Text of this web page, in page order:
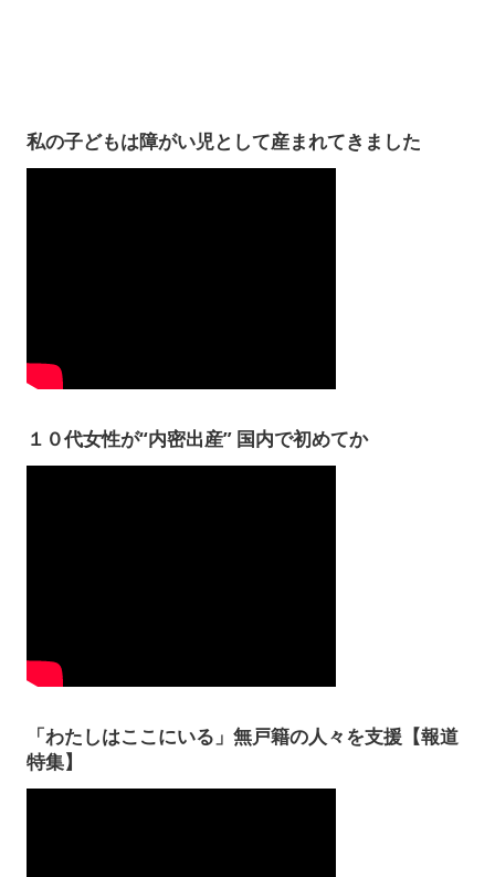
私の子どもは障がい児として産まれてきました
１０代女性が“内密出産” 国内で初めてか
「わたしはここにいる」無戸籍の人々を支援【報道
特集】